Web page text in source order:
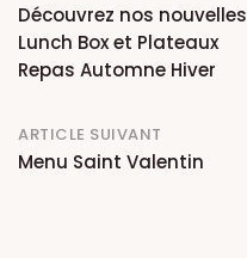
navigation
Découvrez nos nouvelles
Lunch Box et Plateaux
Repas Automne Hiver
ARTICLE SUIVANT
Menu Saint Valentin